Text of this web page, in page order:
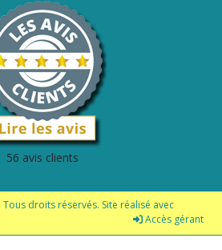
56 avis clients
droits réservés. Site réalisé avec
Accès gérant